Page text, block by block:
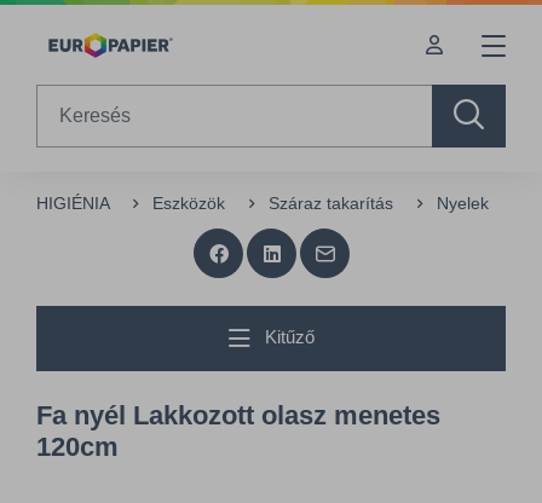
Table Of Content
Az Önt érdeklő termékek
HIGIÉNIA Eszközök Száraz takarítás Nyelek
Kitűző
Fa nyél Lakkozott olasz menetes
120cm